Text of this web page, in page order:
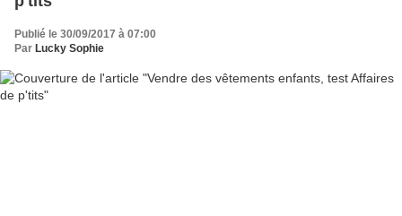
Publié le 30/09/2017 à 07:00
Par Lucky Sophie